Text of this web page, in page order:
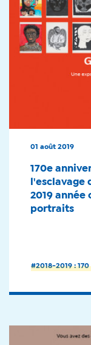
#2018-2019 :
01 août 2019
170e
l'esclavage
2019
portraits